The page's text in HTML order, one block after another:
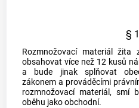
§ 1
Rozmnožovací materiál
žita
obsahovat více než 12 kusů
a bude jinak splňovat
zákonem a prováděcími
rozmnožovací materiál, smí
oběhu jako obchodní.